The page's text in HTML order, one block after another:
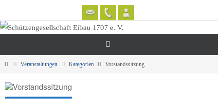
Inhalt
springen
StartVeranstaltungen Kategorien Vorstandssitzung